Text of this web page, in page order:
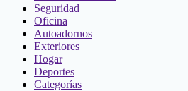
Seguridad
Oficina
Autoadornos
Exteriores
Hogar
Deportes
Categorías